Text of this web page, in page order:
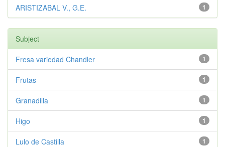
1
ARISTIZABAL V., G.E.
Subject
1
Fresa variedad Chandler
1
Frutas
1
Granadilla
1
Higo
1
Lulo de Castilla